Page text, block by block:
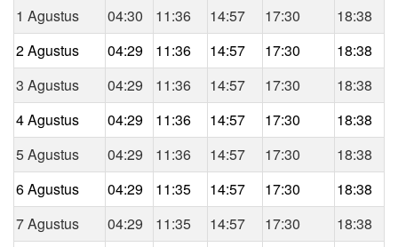
1 Agustus
04:30 11:36 14:57 17:30
18:38
2 Agustus
04:29 11:36 14:57 17:30
18:38
3 Agustus
04:29 11:36 14:57 17:30
18:38
4 Agustus
04:29 11:36 14:57 17:30
18:38
5 Agustus
04:29 11:36 14:57 17:30
18:38
6 Agustus
04:29 11:35 14:57 17:30
18:38
7 Agustus
04:29 11:35 14:57 17:30
18:38